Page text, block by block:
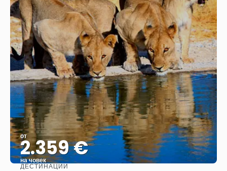
от
2.359 €
на човек
ДЕСТИНАЦИИ